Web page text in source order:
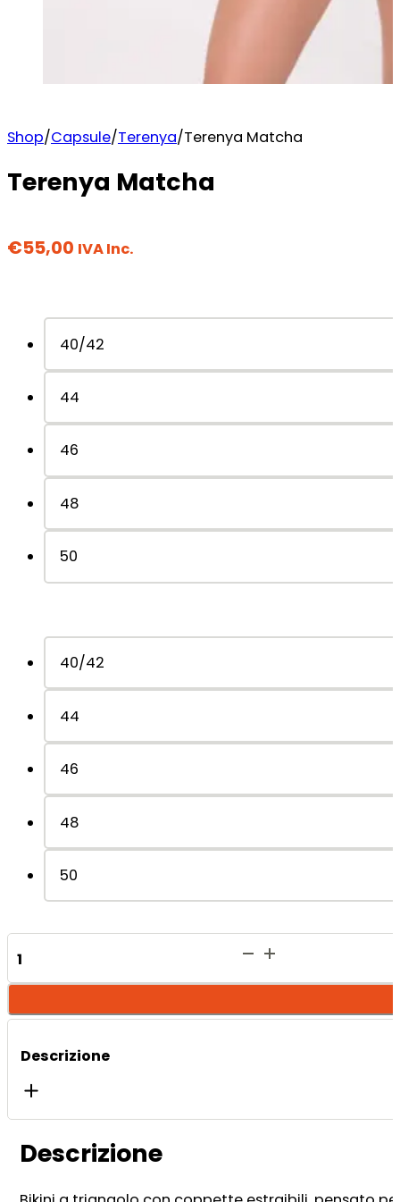
Shop/Capsule/Terenya/Terenya Matcha
Terenya Matcha
€55,00 IVA Inc.
40/42
44
46
48
50
40/42
44
46
48
50
Terenya
Descrizione
Descrizione